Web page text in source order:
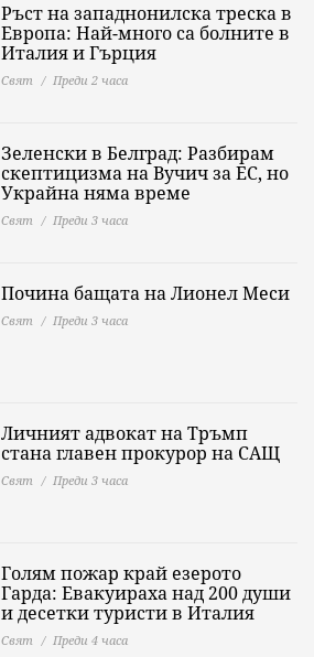
Ръст на западнонилска треска в
Европа: Най-много са болните в
Италия и Гърция
Свят Преди 2 часа
Зеленски в Белград: Разбирам
скептицизма на Вучич за ЕС, но
Украйна няма време
Свят Преди 3 часа
Почина бащата на Лионел Меси
Свят Преди 3 часа
Личният адвокат на Тръмп
стана главен прокурор на САЩ
Свят Преди 3 часа
Голям пожар край езерото
Гарда: Евакуираха над 200 души
и десетки туристи в Италия
Свят Преди 4 часа